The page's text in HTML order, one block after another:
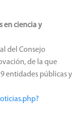
en ciencia y
del Consejo
de la que
entidades públicas y